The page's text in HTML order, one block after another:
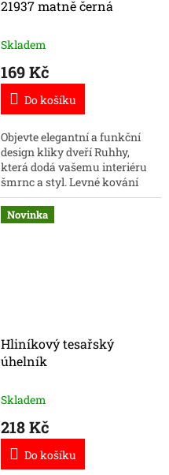
21937 matně černá
Skladem
169 Kč
Do košíku
Objevte elegantní a funkční
design kliky dveří Ruhhy,
která dodá vašemu interiéru
šmrnc a styl. Levné kování
na dveře využijete na chaty
chalupy. Kování je pouze na
vložkový zámek.
Novinka
Hliníkový tesařský
úhelník
Skladem
218 Kč
Do košíku